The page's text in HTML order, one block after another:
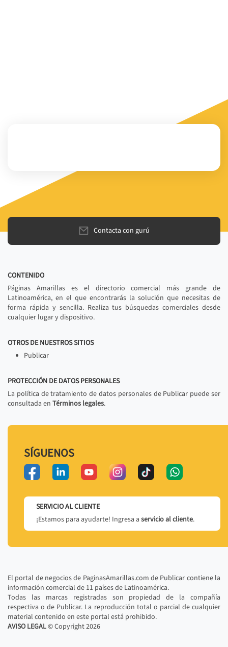
Contacta con gurú
CONTENIDO
Páginas Amarillas es el directorio comercial más grande de
Latinoamérica, en el que encontrarás la solución que necesitas de
forma rápida y sencilla. Realiza tus búsquedas comerciales desde
cualquier lugar y dispositivo.
OTROS DE NUESTROS SITIOS
Publicar
PROTECCIÓN DE DATOS PERSONALES
La política de tratamiento de datos personales de Publicar puede ser
consultada en Términos legales.
SÍGUENOS
SERVICIO AL CLIENTE
¡Estamos para ayudarte! Ingresa a servicio al cliente.
El portal de negocios de PaginasAmarillas.com de Publicar contiene la
información comercial de 11 países de Latinoamérica.
Todas las marcas registradas son propiedad de la compañía
respectiva o de Publicar. La reproducción total o parcial de cualquier
material contenido en este portal está prohibido.
AVISO LEGAL© Copyright2026